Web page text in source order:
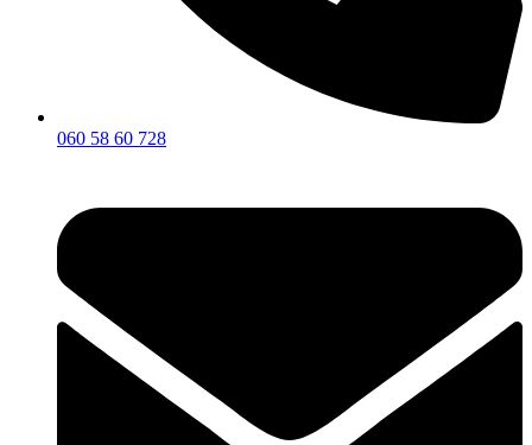
060 58 60 728